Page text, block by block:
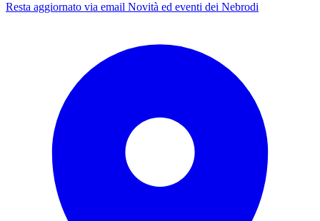
Resta aggiornato via email Novità ed eventi dei Nebrodi